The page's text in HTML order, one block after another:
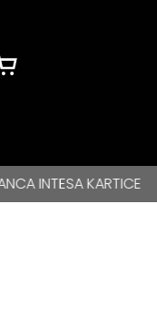
BESPLATNA